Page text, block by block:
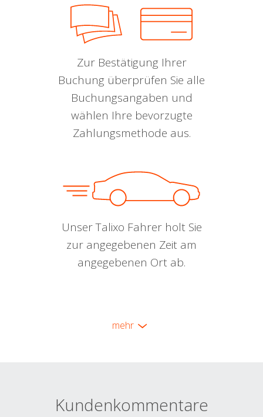
Zur Bestätigung Ihrer
Buchung überprüfen Sie alle
Buchungsangaben und
wählen Ihre bevorzugte
Zahlungsmethode aus.
Unser Talixo Fahrer holt Sie
zur angegebenen Zeit am
angegebenen Ort ab.
mehr
Kundenkommentare